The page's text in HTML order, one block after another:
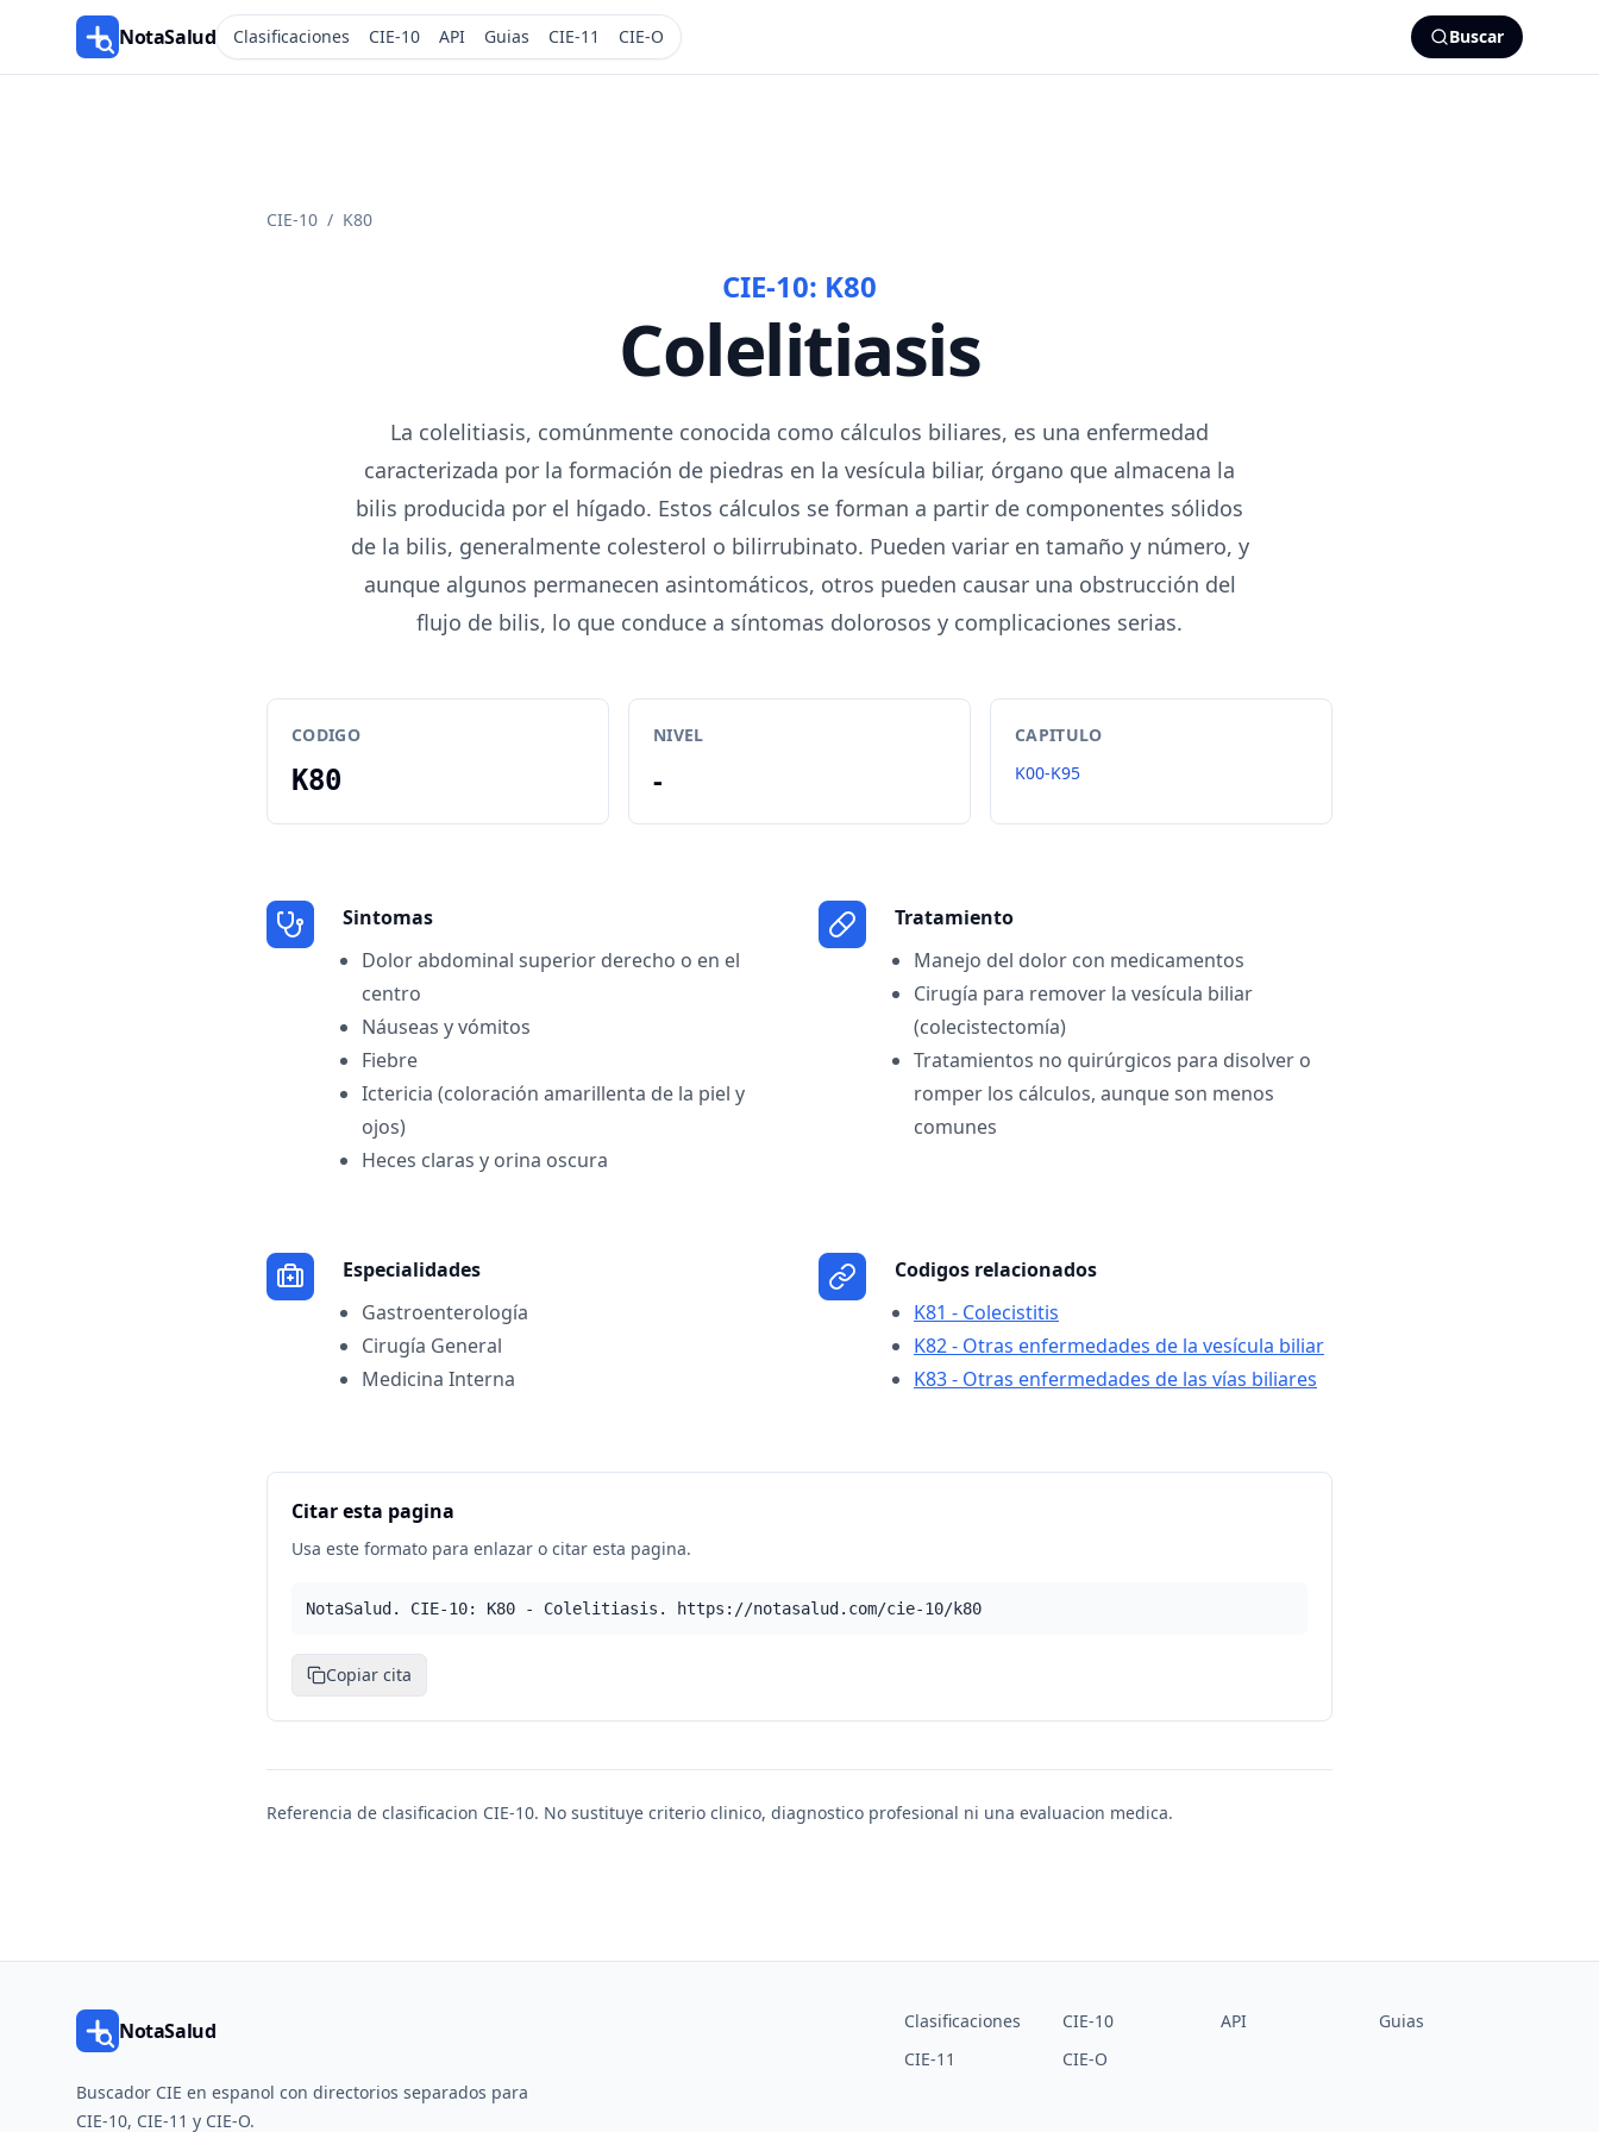
NotaSalud Clasificaciones CIE-10 API Guias CIE-11 CIE-O Buscar
CIE-10 / K80
CIE-10: K80
Colelitiasis
La colelitiasis, comúnmente conocida como cálculos biliares, es una enfermedad
caracterizada por la formación de piedras en la vesícula biliar, órgano que almacena la
bilis producida por el hígado. Estos cálculos se forman a partir de componentes sólidos
de la bilis, generalmente colesterol o bilirrubinato. Pueden variar en tamaño y número, y
aunque algunos permanecen asintomáticos, otros pueden causar una obstrucción del
flujo de bilis, lo que conduce a síntomas dolorosos y complicaciones serias.
CODIGO
K80
NIVEL
-
CAPITULO
K00-K95
Sintomas
Dolor abdominal superior derecho o en el
centro
Náuseas y vómitos
Fiebre
Ictericia (coloración amarillenta de la piel y
ojos)
Heces claras y orina oscura
Tratamiento
Manejo del dolor con medicamentos
Cirugía para remover la vesícula biliar
(colecistectomía)
Tratamientos no quirúrgicos para disolver o
romper los cálculos, aunque son menos
comunes
Especialidades
Gastroenterología
Cirugía General
Medicina Interna
Codigos relacionados
K81 - Colecistitis
K82 - Otras enfermedades de la vesícula biliar
K83 - Otras enfermedades de las vías biliares
Citar esta pagina
Usa este formato para enlazar o citar esta pagina.
NotaSalud. CIE-10: K80 - Colelitiasis. https://notasalud.com/cie-10/k80
Copiar cita
Referencia de clasificacion CIE-10. No sustituye criterio clinico, diagnostico profesional ni una evaluacion medica.
NotaSalud
Buscador CIE en espanol con directorios separados para
CIE-10, CIE-11 y CIE-O.
Clasificaciones CIE-10 API
Guias
CIE-11
CIE-O